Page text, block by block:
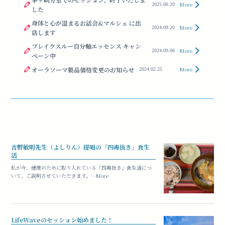
した
2025.06.20 More
身体と心が温まるお話会&マルシェ に出
店します
2024.09.20 More
ブレイクスルー自分軸エッセンス キャン
ペーン中
2024.09.06 More
オーラソーマ製品価格変更のお知らせ 2024.02.25 More
吉野敏明先生（よしりん）提唱の「四毒抜き」食生
活
私が今、健康のために取り入れている「四毒抜き」食生活につ
いて、ご説明させていただきます。…More
LifeWaveのセッション始めました！